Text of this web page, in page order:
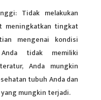
Tidak melakukan
meningkatkan tingkat
mengenai kondisi
tidak memiliki
Anda mungkin
tubuh Anda dan
yang mungkin terjadi.